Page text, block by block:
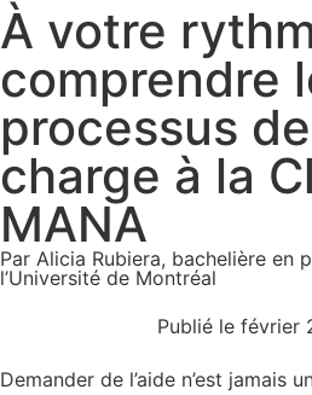
À votre
comprendre
processus
charge à la
MANA
Par Alicia Rubiera, bachelière en
l’Université de Montréal
Publié le février
Demander de l’aide n’est jamais